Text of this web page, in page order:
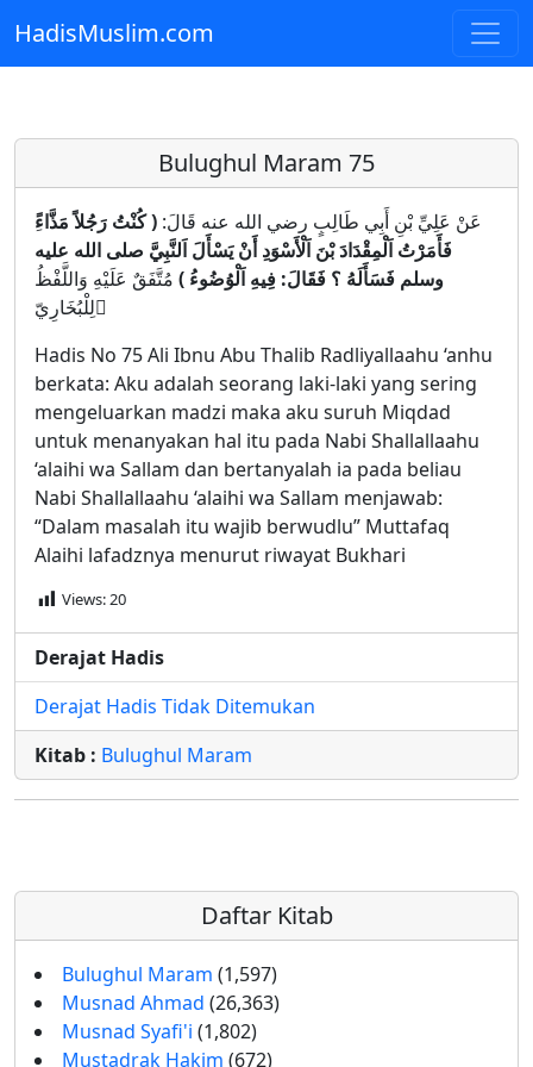
Skip to main content
HadisMuslim.com
Bulughul Maram 75
ِعَنْ عَلِيِّ بْنِ أَبِي طَالِبٍ رضي الله عنه قَالَ: ( كُنْتُ رَجُلاً مَذَّاءً
فَأَمَرْتُ اَلْمِقْدَادَ بْنَ اَلْأَسْوَدِ أَنْ يَسْأَلَ اَلنَّبِيَّ صلى الله عليه
وسلم فَسَأَلَهُ ؟ فَقَالَ: فِيهِ اَلْوُضُوءُ ) مُتَّفَقٌ عَلَيْهِ وَاللَّفْظُ
لِلْبُخَارِيّ ِ
Hadis No 75 Ali Ibnu Abu Thalib Radliyallaahu ‘anhu
berkata: Aku adalah seorang laki-laki yang sering
mengeluarkan madzi maka aku suruh Miqdad
untuk menanyakan hal itu pada Nabi Shallallaahu
‘alaihi wa Sallam dan bertanyalah ia pada beliau
Nabi Shallallaahu ‘alaihi wa Sallam menjawab:
“Dalam masalah itu wajib berwudlu” Muttafaq
Alaihi lafadznya menurut riwayat Bukhari
Views:20
Derajat Hadis
Derajat Hadis Tidak Ditemukan
Kitab : Bulughul Maram
Daftar Kitab
Bulughul Maram (1,597)
Musnad Ahmad (26,363)
Musnad Syafi'i (1,802)
Mustadrak Hakim (672)